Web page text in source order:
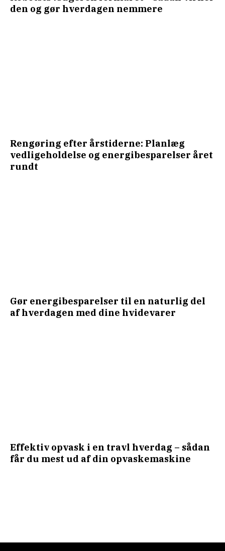
den og gør hverdagen nemmere
Rengøring efter årstiderne: Planlæg
vedligeholdelse og energibesparelser året
rundt
Gør energibesparelser til en naturlig del
af hverdagen med dine hvidevarer
Effektiv opvask i en travl hverdag – sådan
får du mest ud af din opvaskemaskine